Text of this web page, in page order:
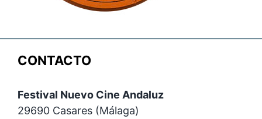
CONTACTO
Festival Nuevo Cine Andaluz
29690 Casares (Málaga)